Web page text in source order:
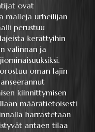
ovat
malleja urheilijan
perustuu
kerättyihin
valinnan ja
oman lajin
kiinnittymisen
määrätietoisesti
harrastetaan
antaen tilaa